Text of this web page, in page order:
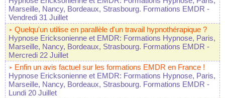
Marseille, Nancy, Bordeaux, Strasbourg. Formations EMDR -
Vendredi 31 Juillet
Quelqu'un utilise en parallèle d'un travail hypnothérapique ?
Hypnose Ericksonienne et EMDR: Formations Hypnose, Paris,
Marseille, Nancy, Bordeaux, Strasbourg. Formations EMDR -
Mercredi 22 Juillet
Enfin un avis factuel sur les formations EMDR en France !
Hypnose Ericksonienne et EMDR: Formations Hypnose, Paris,
Marseille, Nancy, Bordeaux, Strasbourg. Formations EMDR -
Lundi 20 Juillet